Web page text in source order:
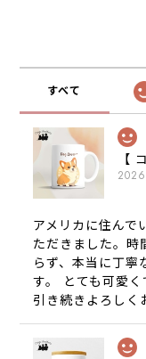
すべて
アメリカに住んで
ただきました。時
らず、本当に丁寧
す。 とても可愛
引き続きよろしく